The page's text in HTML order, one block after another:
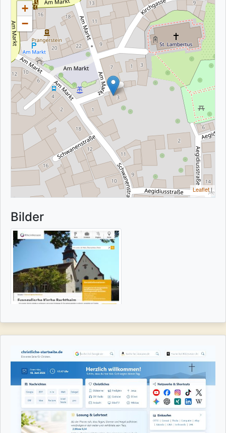
+
−
Leaflet|
Bilder